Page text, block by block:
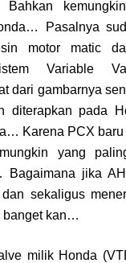
Pasalnya
motor matic
Variable
dari gambarnya
diterapkan pada
Karena PCX
yang
Bagaimana jika
sekaligus
banget kan…
milik Honda